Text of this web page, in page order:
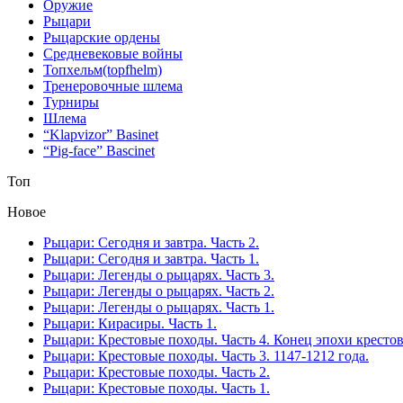
Оружие
Рыцари
Рыцарские ордены
Средневековые войны
Топхельм(topfhelm)
Тренеровочные шлема
Турниры
Шлема
“Klapvizor” Basinet
“Pig-face” Bascinet
Топ
Новое
Рыцари: Сегодня и завтра. Часть 2.
Рыцари: Сегодня и завтра. Часть 1.
Рыцари: Легенды о рыцарях. Часть 3.
Рыцари: Легенды о рыцарях. Часть 2.
Рыцари: Легенды о рыцарях. Часть 1.
Рыцари: Кирасиры. Часть 1.
Рыцари: Крестовые походы. Часть 4. Конец эпохи
Рыцари: Крестовые походы. Часть 3. 1147-1212 года.
Рыцари: Крестовые походы. Часть 2.
Рыцари: Крестовые походы. Часть 1.